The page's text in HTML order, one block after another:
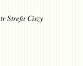
Strefa Ciszy